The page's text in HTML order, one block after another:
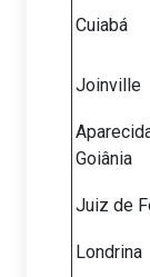
Cuiabá
Joinville
Goiânia
Juiz de
Londrina